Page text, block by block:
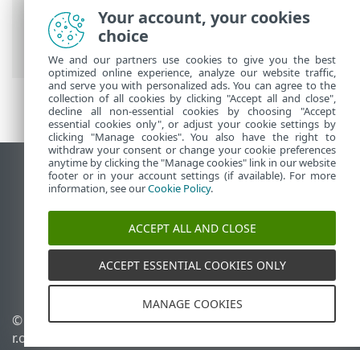
ESET onlinehjälp>ESET Small Business
Security >Arbeta med ESET Small
Business Security
> Installation
Visa skrivbords-webbplats
End of Life
ESET kunskapsbas
ESET Status Portal
Regional support
© 1992 - 2026 ESET, spol. s
r.o. – med ensamrätt.
Hantera cookies
Your account, your cookies
choice
We and our partners use cookies to give you the best
optimized online experience, analyze our website traffic,
and serve you with personalized ads. You can agree to the
collection of all cookies by clicking "Accept all and close",
decline all non-essential cookies by choosing "Accept
essential cookies only", or adjust your cookie settings by
clicking "Manage cookies". You also have the right to
withdraw your consent or change your cookie preferences
anytime by clicking the "Manage cookies" link in our website
footer or in your account settings (if available). For more
information, see ourCookie Policy.
ACCEPT ALL AND CLOSE
ACCEPT ESSENTIAL COOKIES ONLY
MANAGE COOKIES